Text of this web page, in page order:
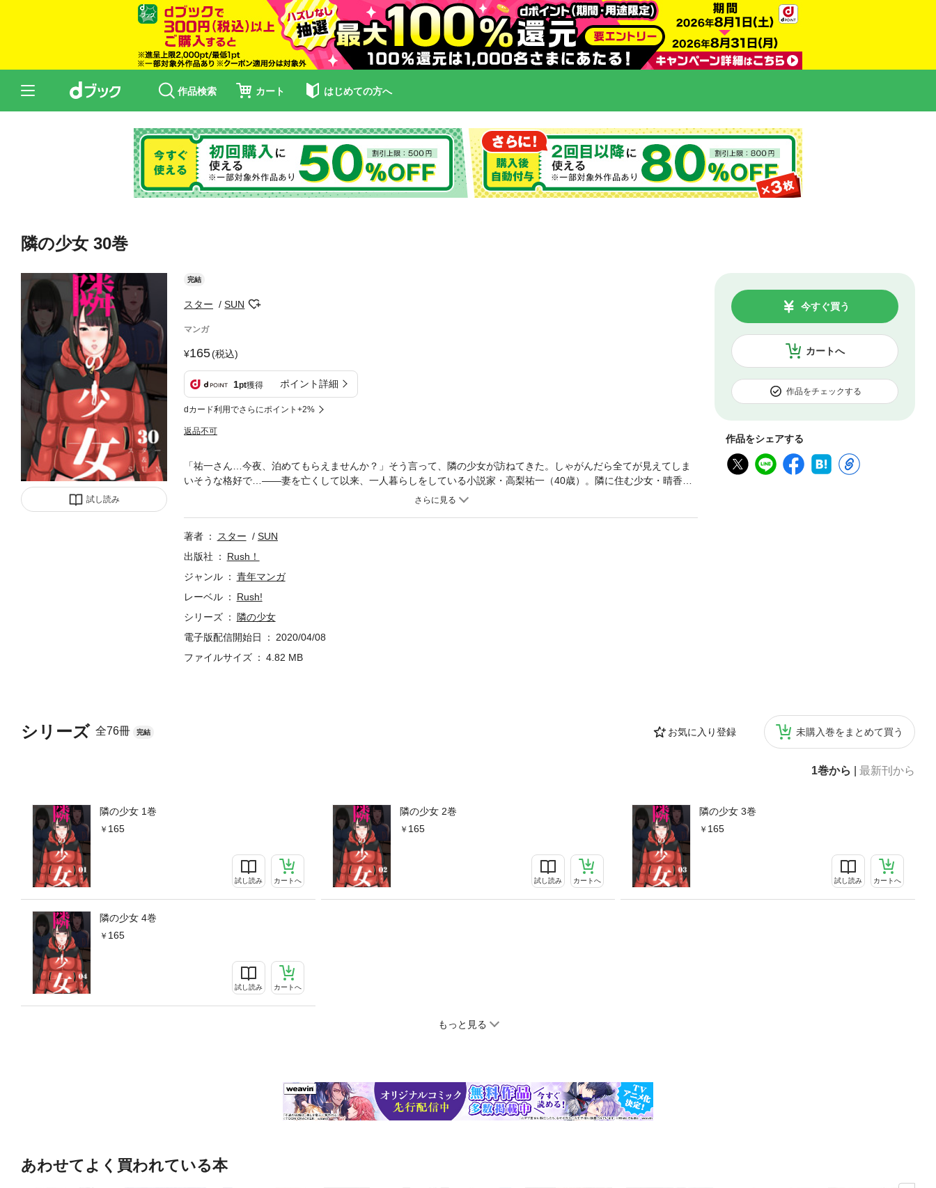
作品検索 カート はじめての方へ
隣の少女 30巻
試し読み
完結
スター SUN
マンガ
165(税込)
1pt獲得 ポイント詳細
dカード利用でさらにポイント+2%
返品不可
カートへ
今すぐ買う
作品をチェックする
作品をシェアする
シリーズ 全76冊 完結 お気に入り登録 未購入巻をまとめて買う
1巻から 最新刊から
隣の少女 1巻
165
試し読み カートへ
隣の少女 2巻
165
試し読み カートへ
隣の少女 3巻
165
試し読み カートへ
隣の少女 4巻
165
試し読み カートへ
もっと見る
「祐一さん…今夜、泊めてもらえませんか？」そう言って、隣の少女が訪ねてきた。しゃがんだら全てが見えてしま
いそうな格好で…――妻を亡くして以来、一人暮らしをしている小説家・高梨祐一（40歳）。隣に住む少女・晴香は
ただの隣人であり、特別な感情は持っていなかった――偶然にも晴香の『スカートの下の秘密』を知ってしまうまで
著者 スター
SUN
出版社
Rush！
ジャンル
青年マンガ
レーベル
Rush!
シリーズ
隣の少女
電子版配信開始日
2020/04/08
ファイルサイズ
4.82 MB
あわせてよく買われている本